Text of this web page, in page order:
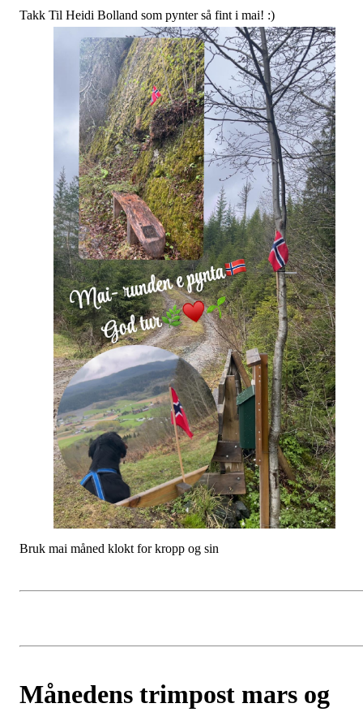
Takk Til Heidi Bolland som pynter så fint i mai! :)
Bruk mai måned klokt for kropp og sin
Månedens trimpost mars og